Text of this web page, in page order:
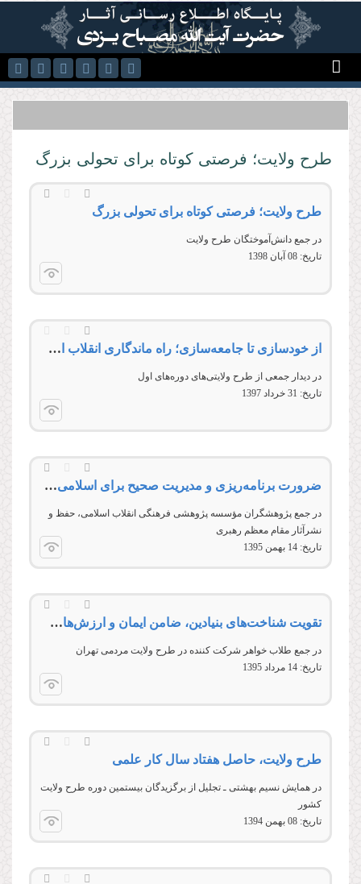
رفتن به محتوای اصلی
طرح ولایت؛ فرصتی کوتاه برای تحولی بزرگ
طرح ولایت؛ فرصتی کوتاه برای تحولی بزرگ
در جمع دانش‌آموختگان طرح ولایت
تاریخ: 08 آبان 1398
از خودسازی تا جامعه‌سازی؛ راه ماندگاری انقلاب اسلامی
در دیدار جمعی از طرح ولایتی‌های دوره‌های اول
تاریخ: 31 خرداد 1397
ضرورت برنامه‌ریزی و مدیریت صحیح برای اسلامی‌سازی علوم انسانی
در جمع پژوهشگران مؤسسه پژوهشی فرهنگی انقلاب اسلامی، حفظ و
نشرآثار مقام معظم رهبری
تاریخ: 14 بهمن 1395
تقويت شناخت‌های بنيادين، ضامن ايمان و ارزش‌های انقلاب اسلامی
در جمع طلاب خواهر شرکت کننده در طرح ولایت مردمی تهران
تاریخ: 14 مرداد 1395
طرح ولایت، حاصل هفتاد سال کار علمی
در همایش نسیم بهشتی ـ تجلیل از برگزیدگان بیستمین دوره طرح ولایت
کشور
تاریخ: 08 بهمن 1394